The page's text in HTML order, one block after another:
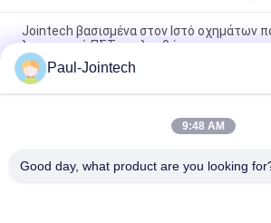
Jointech βασισμένα στον Ιστό οχημάτων
λογισμικού ΠΣΤ ακολουθώντας
Αρρενωπό ακολουθώντας λογισμικό
για τη θέση οχημάτων
Σε απευθείας σύνδεση ακολουθώντας
Paul-Jointech
9:48 AM
Good day, what product are you looking